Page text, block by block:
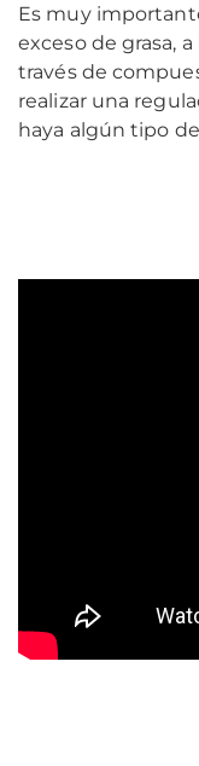
Es muy
exceso de grasa,
través de
realizar una
haya algún tipo